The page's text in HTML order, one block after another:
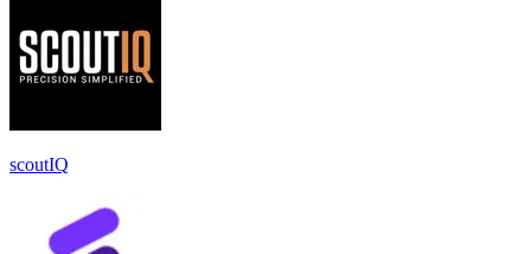
scoutIQ